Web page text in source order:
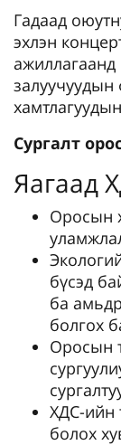
Гадаад
эхлэн
ажиллагаанд
Сургалт
Яагаад
Оросын
бүсэд
ба
болгох
Оросын
ХДС-ийн
болох